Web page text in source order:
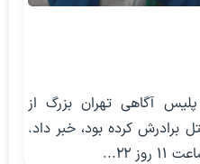
پلیس آگاهی تهران بزرگ از
برادرش کرده بود، خبر داد.
22...